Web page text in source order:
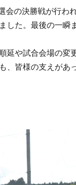
会の決勝戦が行わ
した。最後の一
延や試合会場の
、皆様の支えがあ